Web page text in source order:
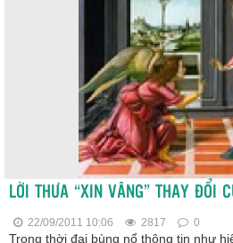
LỜI THƯA “XIN VÂNG” THAY ĐỔI
22/09/2011 10:06 2817 0
Trong thời đại bùng nổ thông tin như